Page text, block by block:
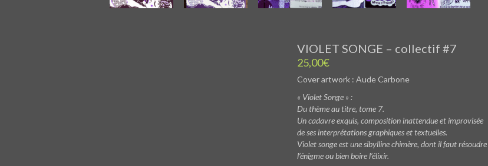
VIOLET SONGE – collectif #7
25,00€
Cover artwork : Aude Carbone
« Violet Songe » :
Du thème au titre, tome 7.
Un cadavre exquis, composition inattendue et improvisée
de ses interprétations graphiques et textuelles.
Violet songe est une sibylline chimère, dont il faut résoudre
l’énigme ou bien boire l’élixir.